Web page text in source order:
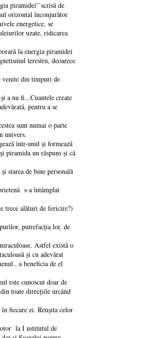
piramidei” scrisă de
orizontal înconjurător
energetice, se
uzate, ridicarea
la energia piramidei
terestru, deoarece
venite din timpuri de
a nu fi...Cuantele create
pentru a se
sunt numai o parte
univers.
într-unul și formează
piramida un răspuns și că
de bine personală
s-a întâmplat
trece alături de fericire?)
putrefacția lor, de
Astfel există o
și cu adevărat
, a beneficia de el
este cunoscut doar de
din toate direcțiile urcând
fiecare zi. Reușita celor
la I nstitutul de